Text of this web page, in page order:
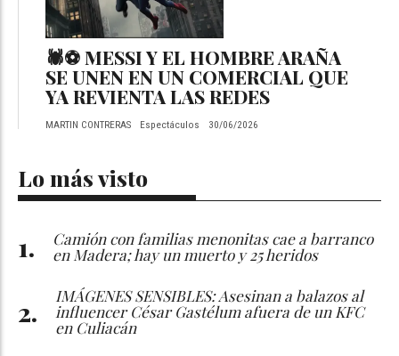
🕷️⚽ MESSI Y EL HOMBRE ARAÑA
SE UNEN EN UN COMERCIAL QUE
YA REVIENTA LAS REDES
MARTIN CONTRERAS Espectáculos 30/06/2026
Lo más visto
Camión con familias menonitas cae a barranco
en Madera; hay un muerto y 25 heridos
IMÁGENES SENSIBLES: Asesinan a balazos al
influencer César Gastélum afuera de un KFC
en Culiacán